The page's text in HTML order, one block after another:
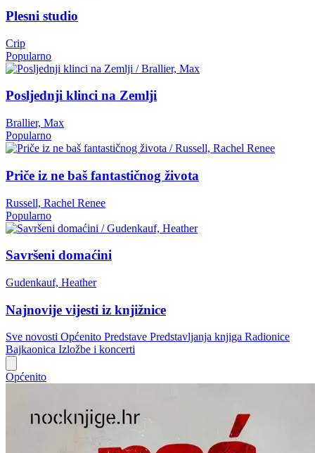
Plesni studio
Crip
Popularno
Posljednji klinci na Zemlji
Brallier, Max
Popularno
Priče iz ne baš fantastičnog života
Russell, Rachel Renee
Popularno
Savršeni domaćini
Gudenkauf, Heather
Najnovije vijesti iz knjižnice
Sve novosti Općenito Predstave Predstavljanja knjiga Radionice
Bajkaonica Izložbe i koncerti
Općenito